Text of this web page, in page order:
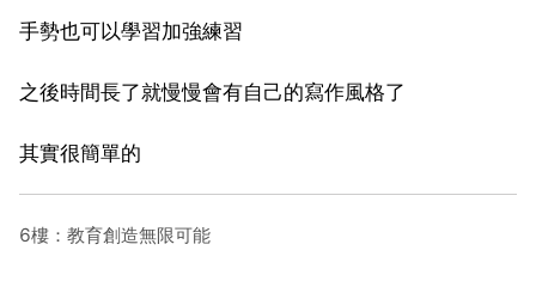
手勢也可以學習加強練習
之後時間長了就慢慢會有自己的寫作風格了
其實很簡單的
6樓：教育創造無限可能